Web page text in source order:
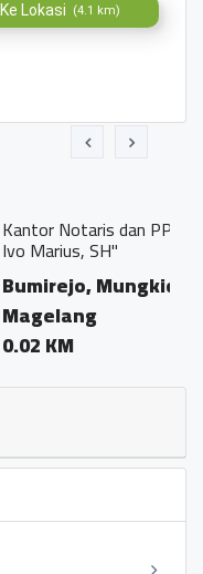
Ke Lokasi (4.1 km)
dan PPAT "Georgius